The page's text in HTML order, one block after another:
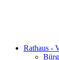
Rathaus -